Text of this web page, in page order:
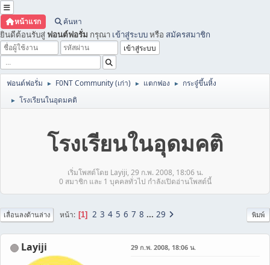
หน้าแรก ค้นหา
ยินดีต้อนรับสู่ ฟอนต์ฟอรั่ม กรุณา เข้าสู่ระบบหรือ สมัครสมาชิก
ฟอนต์ฟอรั่ม ► F0NT Community (เก่า) ► แตกฟอง ► กระจู๋ขึ้นหิ้ง
► โรงเรียนในอุดมคติ
โรงเรียนในอุดมคติ
เริ่มโพสต์โดย Layiji, 29 ก.พ. 2008, 18:06 น.
0 สมาชิก และ 1 บุคคลทั่วไป กำลังเปิดอ่านโพสต์นี้
พิมพ์
เลื่อนลงด้านล่าง หน้า 1 2 3 4 5 6 7 8 ... 29
Layiji 29 ก.พ. 2008, 18:06 น.